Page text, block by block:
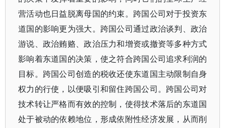
营活动也日益脱离母国的约束。跨国公司对于投资东
道国的影响更为强大。跨国公司通过政治谈判、政治
游说、政治贿赂、政治压力和增资或撤资等多种方式
影响着东道国的决策，使之符合跨国公司追求利润的
目标。跨国公司创造的税收还使东道国主动限制自身
权力的行使，以便吸引和留住跨国公司。跨国公司对
技术转让严格而有效的控制，使得技术落后的东道国
处于被动的依赖地位，形成依附性经济发展，从而削